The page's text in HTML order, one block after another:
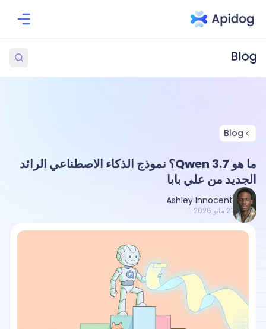
Blog
ما هو Qwen 3.7؟ نموذج الذكاء الاصطناعي الرائد
الجديد من علي بابا
Ashley Innocent
21 مايو 2026